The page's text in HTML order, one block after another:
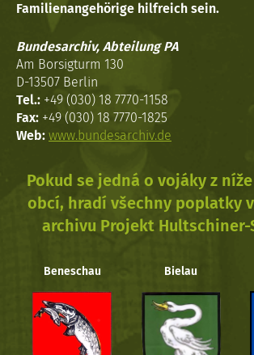
Familienangehörige hilfreich sein.
Bundesarchiv, Abteilung PA
Am Borsigturm 130
D-13507 Berlin
Tel.: +49 (030) 18 7770-1158
Fax: +49 (030) 18 7770-1825
Web: www.bundesarchiv.de
Pokud se jedná o vojáky z
obcí, hradí všechny poplatky
archivu Projekt Hultschiner-
Beneschau Bielau